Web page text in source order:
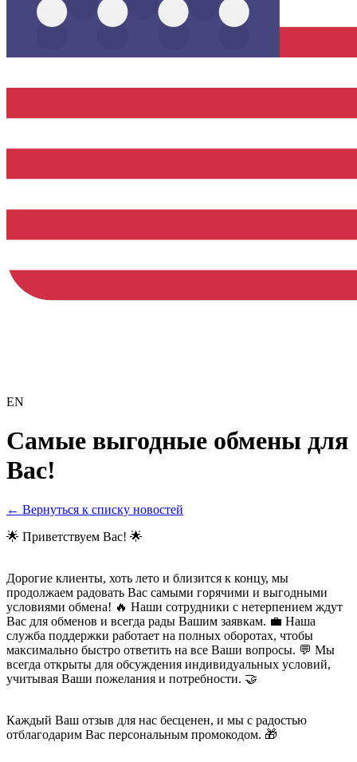
EN
Самые выгодные обмены для
Вас!
← Вернуться к списку новостей
🌟 Приветствуем Вас! 🌟
Дорогие клиенты, хоть лето и близится к концу, мы
продолжаем радовать Вас самыми горячими и выгодными
условиями обмена! 🔥 Наши сотрудники с нетерпением ждут
Вас для обменов и всегда рады Вашим заявкам. 💼 Наша
служба поддержки работает на полных оборотах, чтобы
максимально быстро ответить на все Ваши вопросы. 💬 Мы
всегда открыты для обсуждения индивидуальных условий,
учитывая Ваши пожелания и потребности. 🤝
Каждый Ваш отзыв для нас бесценен, и мы с радостью
отблагодарим Вас персональным промокодом. 🎁